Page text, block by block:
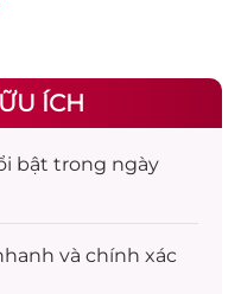
ÍCH
bật trong ngày
và chính xác